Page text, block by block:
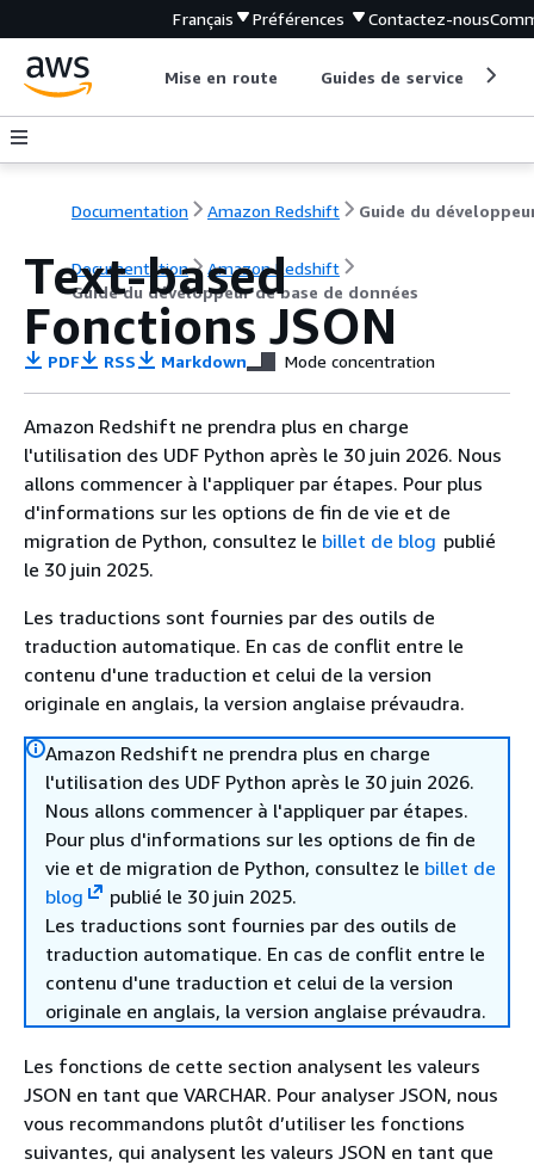
Français Préférences Contactez-nous
Mise en route Guides de service
Documentation Amazon Redshift
Documentation
Amazon Redshift
Guide du développeur de base de données
Text-based
Fonctions JSON
PDF RSS Markdown Mode concentration
Amazon Redshift ne prendra plus en charge
l'utilisation des UDF Python après le 30 juin 2026. Nous
allons commencer à l'appliquer par étapes. Pour plus
d'informations sur les options de fin de vie et de
migration de Python, consultez le billet de blog publié
le 30 juin 2025.
Les traductions sont fournies par des outils de
traduction automatique. En cas de conflit entre le
contenu d'une traduction et celui de la version
originale en anglais, la version anglaise prévaudra.
Amazon Redshift ne prendra plus en charge
l'utilisation des UDF Python après le 30 juin 2026.
Nous allons commencer à l'appliquer par étapes.
Pour plus d'informations sur les options de fin de
vie et de migration de Python, consultez le billet de
blog
publié le 30 juin 2025.
Les traductions sont fournies par des outils de
traduction automatique. En cas de conflit entre le
contenu d'une traduction et celui de la version
originale en anglais, la version anglaise prévaudra.
Les fonctions de cette section analysent les valeurs
JSON en tant que VARCHAR. Pour analyser JSON, nous
vous recommandons plutôt d’utiliser les fonctions
suivantes, qui analysent les valeurs JSON en tant que